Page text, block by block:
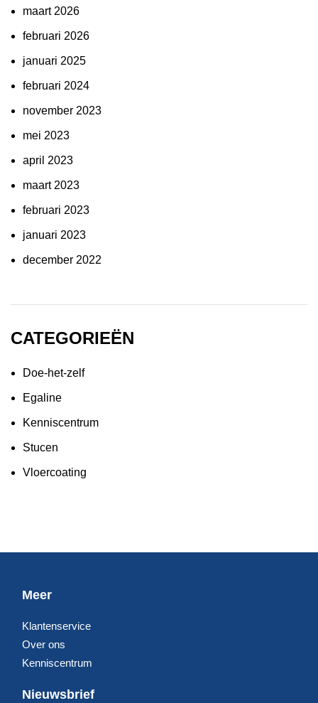
maart 2026
februari 2026
januari 2025
februari 2024
november 2023
mei 2023
april 2023
maart 2023
februari 2023
januari 2023
december 2022
CATEGORIEËN
Doe-het-zelf
Egaline
Kenniscentrum
Stucen
Vloercoating
Meer
Klantenservice
Over ons
Kenniscentrum
Nieuwsbrief